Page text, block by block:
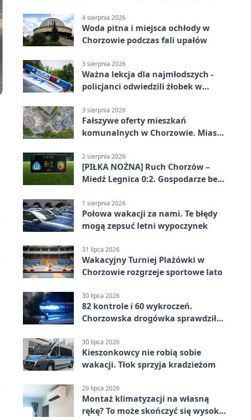
4 sierpnia 2026
Woda pitna i miejsca ochłody w
Chorzowie podczas fali upałów
3 sierpnia 2026
Ważna lekcja dla najmłodszych -
policjanci odwiedzili żłobek w
3 sierpnia 2026
Fałszywe oferty mieszkań
komunalnych w Chorzowie. Miasto
2 sierpnia 2026
[PIŁKA NOŻNA] Ruch Chorzów –
Miedź Legnica 0:2. Gospodarze bez
1 sierpnia 2026
Połowa wakacji za nami. Te błędy
mogą zepsuć letni wypoczynek
31 lipca 2026
Wakacyjny Turniej Plażówki w
Chorzowie rozgrzeje sportowe lato
30 lipca 2026
82 kontrole i 60 wykroczeń.
Chorzowska drogówka sprawdziła
30 lipca 2026
Kieszonkowcy nie robią sobie
wakacji. Tłok sprzyja kradzieżom
29 lipca 2026
Montaż klimatyzacji na własną
rękę? To może skończyć się wysoką